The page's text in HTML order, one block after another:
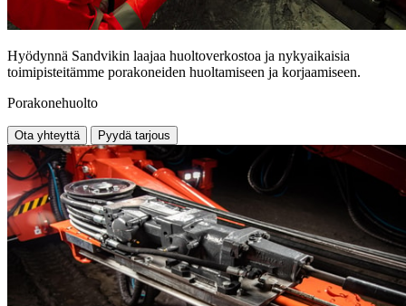
Hyödynnä Sandvikin laajaa huoltoverkostoa ja nykyaikaisia
toimipisteitämme porakoneiden huoltamiseen ja korjaamiseen.
Porakonehuolto
Ota yhteyttä Pyydä tarjous